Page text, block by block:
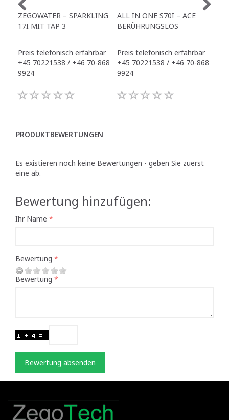
ZEGOWATER – SPARKLING
17I MIT TAP 3
Preis telefonisch erfahrbar
+45 70221538 / +46 70-868
9924
ALL IN ONE S70I – ACE
BERÜHRUNGSLOS
Preis telefonisch erfahrbar
+45 70221538 / +46 70-868
9924
PRODUKTBEWERTUNGEN
Es existieren noch keine Bewertungen - geben Sie zuerst
eine ab.
Bewertung hinzufügen:
Ihr Name
Bewertung
Bewertung
Bewertung absenden